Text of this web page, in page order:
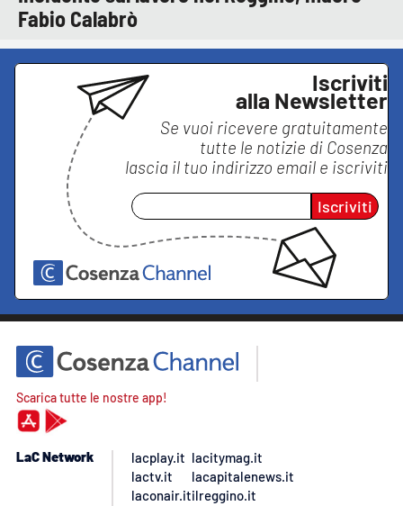
Fabio Calabrò
Iscriviti
alla Newsletter
Se vuoi ricevere gratuitamente
tutte le notizie di Cosenza
lascia il tuo indirizzo email e iscriviti
Iscriviti
Scarica tutte le nostre app!
LaC Network
lacplay.it
lactv.it
laconair.it
lacitymag.it
lacapitalenews.it
ilreggino.it